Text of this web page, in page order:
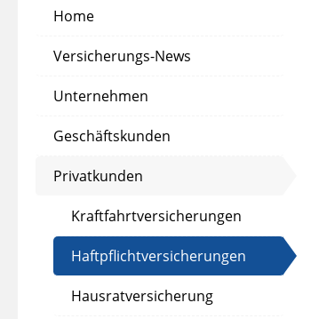
Home
Versicherungs-News
Unternehmen
Geschäftskunden
Privatkunden
Kraftfahrtversicherungen
Haftpflichtversicherungen
Hausratversicherung